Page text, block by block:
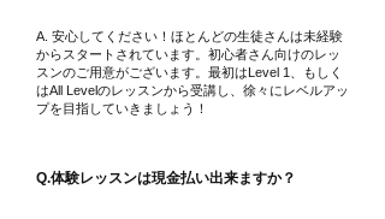
A. 安心してください！ほとんどの生徒さんは未経験
からスタートされています。初心者さん向けのレッ
スンのご用意がございます。最初はLevel 1、もしく
はAll Levelのレッスンから受講し、徐々にレベルアッ
プを目指していきましょう！
Q.​体験レッスンは現金払い出来ますか？